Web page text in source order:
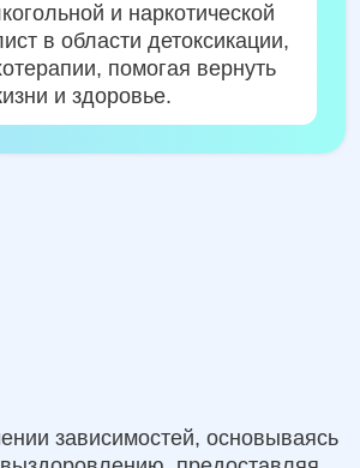
и наркотической
в области детоксикации,
помогая вернуть
и здоровье.
зависимостей, основываясь